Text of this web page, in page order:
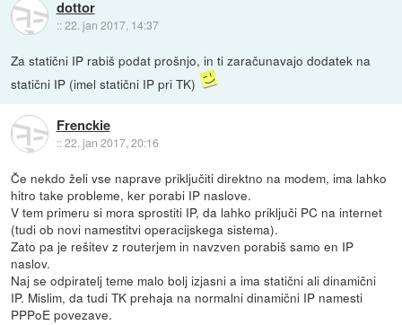
dottor
::22. jan 2017, 14:37
Za statični IP rabiš podat prošnjo, in ti zaračunavajo dodatek na
statični IP (imel statični IP pri TK)
Frenckie
::22. jan 2017, 20:16
Če nekdo želi vse naprave priključiti direktno na modem, ima lahko
hitro take probleme, ker porabi IP naslove.
V tem primeru si mora sprostiti IP, da lahko priključi PC na internet
(tudi ob novi namestitvi operacijskega sistema).
Zato pa je rešitev z routerjem in navzven porabiš samo en IP
naslov.
Naj se odpiratelj teme malo bolj izjasni a ima statični ali dinamični
IP. Mislim, da tudi TK prehaja na normalni dinamični IP namesti
PPPoE povezave.